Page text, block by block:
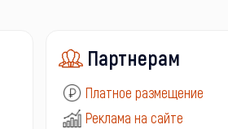
Партнерам
Платное размещение
Реклама на сайте